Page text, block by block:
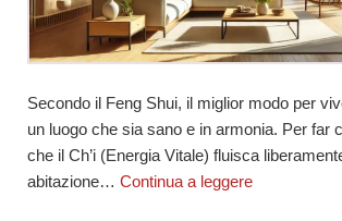
Secondo il Feng Shui, il miglior modo per
un luogo che sia sano e in armonia. Per far
che il Ch’i (Energia Vitale) fluisca
abitazione… Continua a leggere